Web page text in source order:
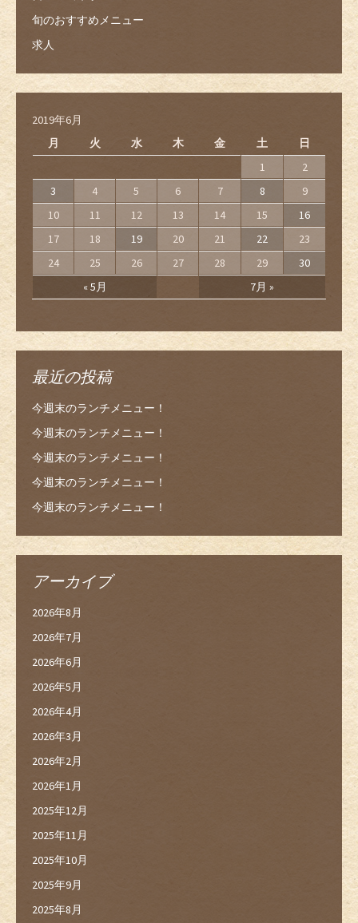
旬のおすすめメニュー
求人
2019年6月
月
火 水 木 金 土 日
« 5月 7月 »
1
2
3
4 5 6 7 8
9
10
11 12 13 14 15
16
17
18 19 20 21 22
23
24
25 26 27 28 29 30
最近の投稿
今週末のランチメニュー！
今週末のランチメニュー！
今週末のランチメニュー！
今週末のランチメニュー！
今週末のランチメニュー！
アーカイブ
2026年8月
2026年7月
2026年6月
2026年5月
2026年4月
2026年3月
2026年2月
2026年1月
2025年12月
2025年11月
2025年10月
2025年9月
2025年8月